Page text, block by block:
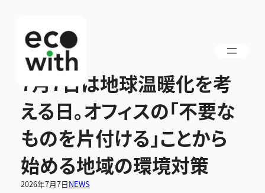
7月7日は地球温暖化を考
える日。オフィスの「不要な
ものを片付ける」ことから
始める地域の環境対策
2026年7月7日NEWS